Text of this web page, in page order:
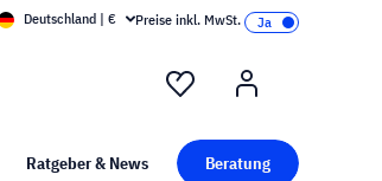
bei visunext
Deutschland | € Preise inkl. MwSt.
Ratgeber & News Beratung